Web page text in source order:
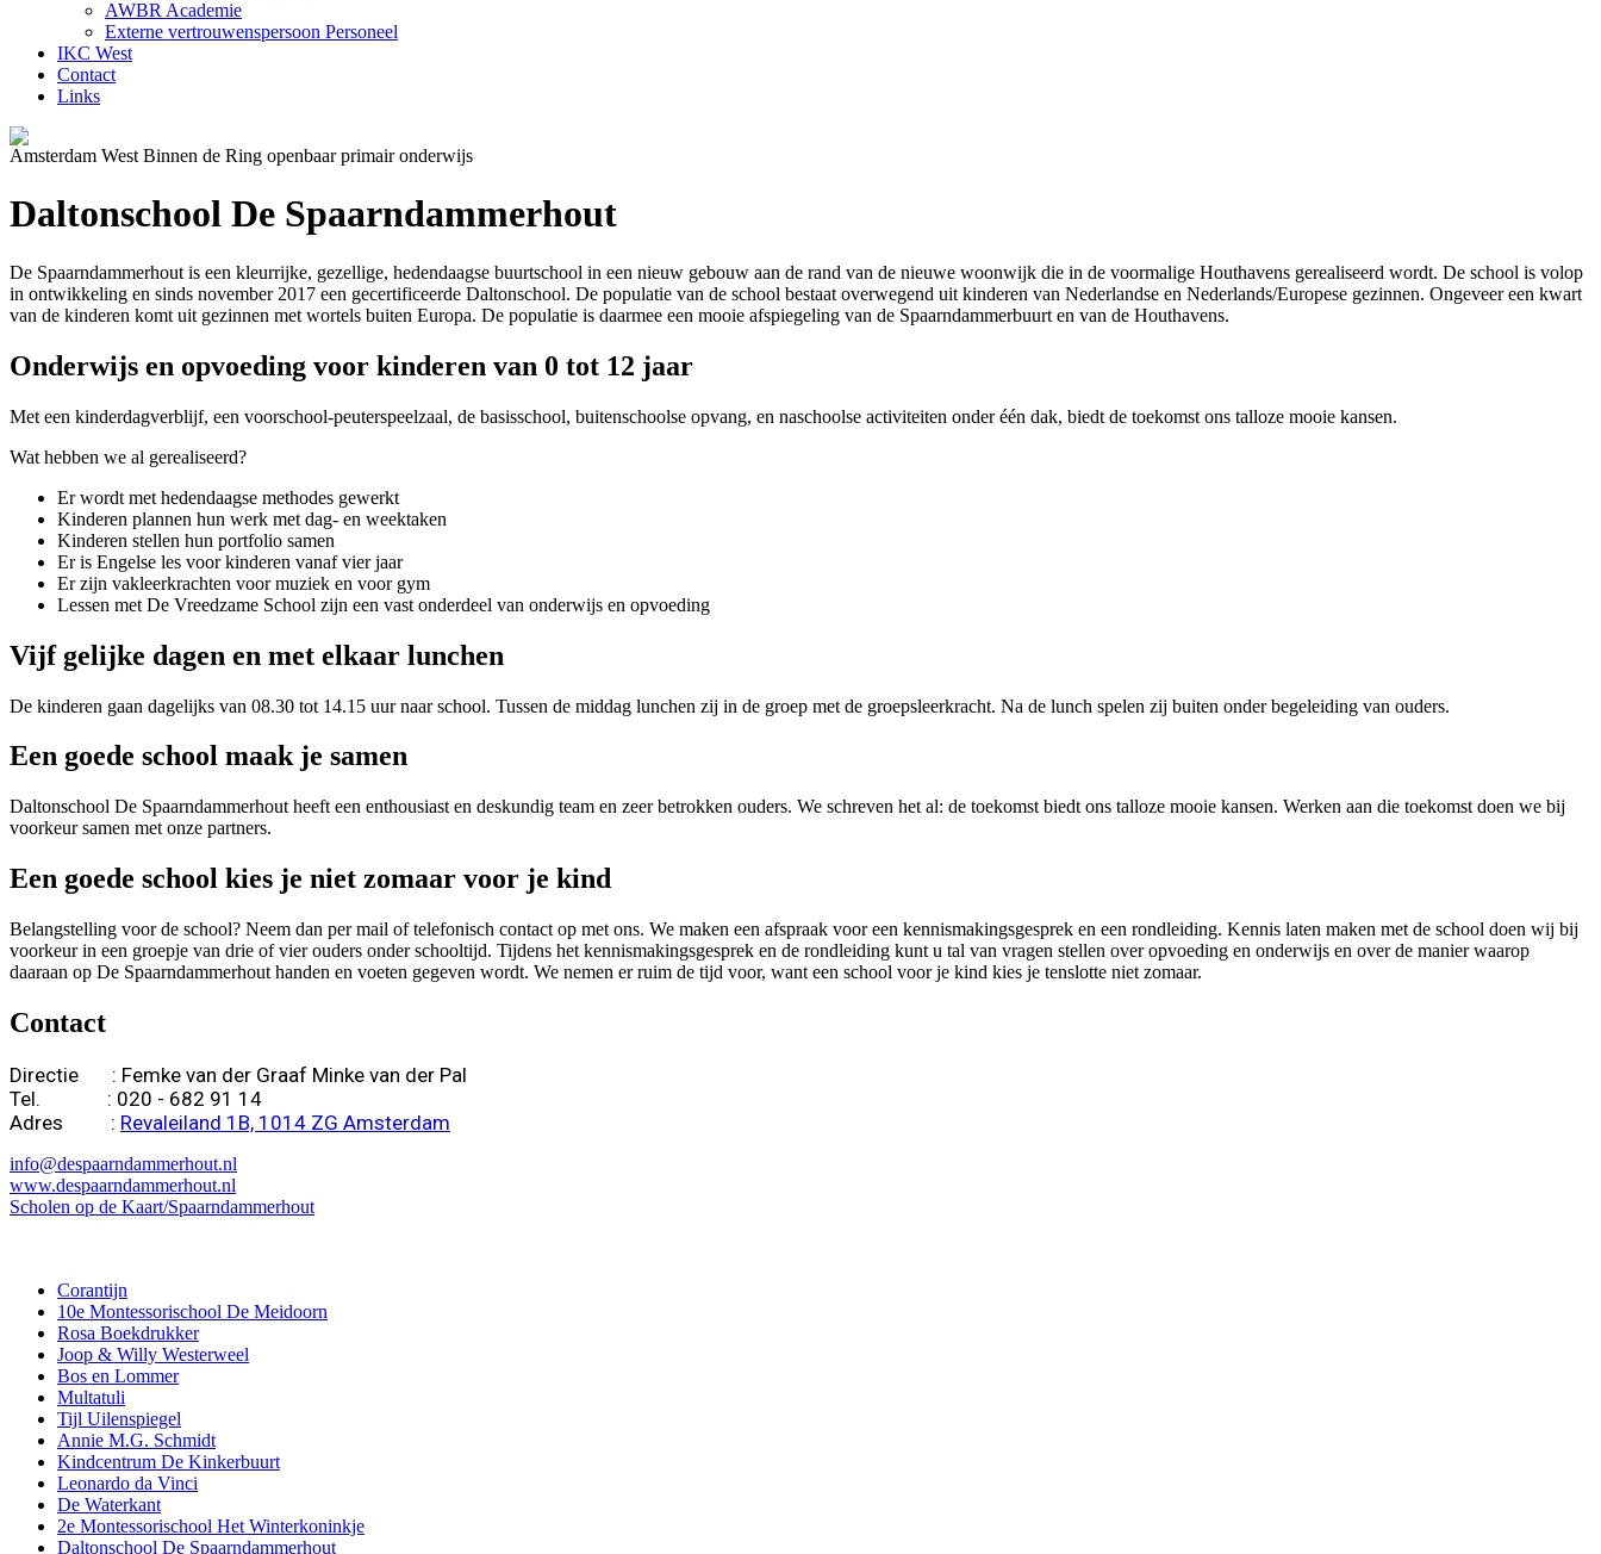
AWBR Academie
Externe vertrouwenspersoon Personeel
IKC West
Contact
Links
Amsterdam West Binnen de Ring openbaar primair onderwijs
Daltonschool De Spaarndammerhout
De Spaarndammerhout is een kleurrijke, gezellige, hedendaagse buurtschool in een nieuw gebouw aan de rand van de nieuwe woonwijk die in de voormalige Houthavens gerealiseerd wordt. De school is volop
in ontwikkeling en sinds november 2017 een gecertificeerde Daltonschool. De populatie van de school bestaat overwegend uit kinderen van Nederlandse en Nederlands/Europese gezinnen. Ongeveer een kwart
van de kinderen komt uit gezinnen met wortels buiten Europa. De populatie is daarmee een mooie afspiegeling van de Spaarndammerbuurt en van de Houthavens.
Onderwijs en opvoeding voor kinderen van 0 tot 12 jaar
Met een kinderdagverblijf, een voorschool-peuterspeelzaal, de basisschool, buitenschoolse opvang, en naschoolse activiteiten onder één dak, biedt de toekomst ons talloze mooie kansen.
Wat hebben we al gerealiseerd?
Er wordt met hedendaagse methodes gewerkt
Kinderen plannen hun werk met dag- en weektaken
Kinderen stellen hun portfolio samen
Er is Engelse les voor kinderen vanaf vier jaar
Er zijn vakleerkrachten voor muziek en voor gym
Lessen met De Vreedzame School zijn een vast onderdeel van onderwijs en opvoeding
Vijf gelijke dagen en met elkaar lunchen
De kinderen gaan dagelijks van 08.30 tot 14.15 uur naar school. Tussen de middag lunchen zij in de groep met de groepsleerkracht. Na de lunch spelen zij buiten onder begeleiding van ouders.
Een goede school maak je samen
Daltonschool De Spaarndammerhout heeft een enthousiast en deskundig team en zeer betrokken ouders. We schreven het al: de toekomst biedt ons talloze mooie kansen. Werken aan die toekomst doen we bij
voorkeur samen met onze partners.
Een goede school kies je niet zomaar voor je kind
Belangstelling voor de school? Neem dan per mail of telefonisch contact op met ons. We maken een afspraak voor een kennismakingsgesprek en een rondleiding. Kennis laten maken met de school doen wij bij
voorkeur in een groepje van drie of vier ouders onder schooltijd. Tijdens het kennismakingsgesprek en de rondleiding kunt u tal van vragen stellen over opvoeding en onderwijs en over de manier waarop
daaraan op De Spaarndammerhout handen en voeten gegeven wordt. We nemen er ruim de tijd voor, want een school voor je kind kies je tenslotte niet zomaar.
Contact
Directie : Femke van der Graaf Minke van der Pal
Tel. : 020 - 682 91 14
Adres : Revaleiland 1B, 1014 ZG Amsterdam
info@despaarndammerhout.nl
www.despaarndammerhout.nl
Scholen op de Kaart/Spaarndammerhout
Corantijn
10e Montessorischool De Meidoorn
Rosa Boekdrukker
Joop & Willy Westerweel
Bos en Lommer
Multatuli
Tijl Uilenspiegel
Annie M.G. Schmidt
Kindcentrum De Kinkerbuurt
Leonardo da Vinci
De Waterkant
2e Montessorischool Het Winterkoninkje
Daltonschool De Spaarndammerhout